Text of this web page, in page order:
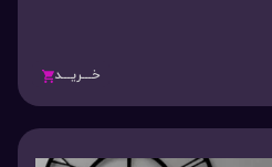
خـــریـــد